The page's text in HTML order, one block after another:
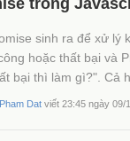
trong
sinh ra để xử lý
hoặc thất bại và
bại thì làm gì?". Cả
Pham Dat viết 23:45 ngày 09/